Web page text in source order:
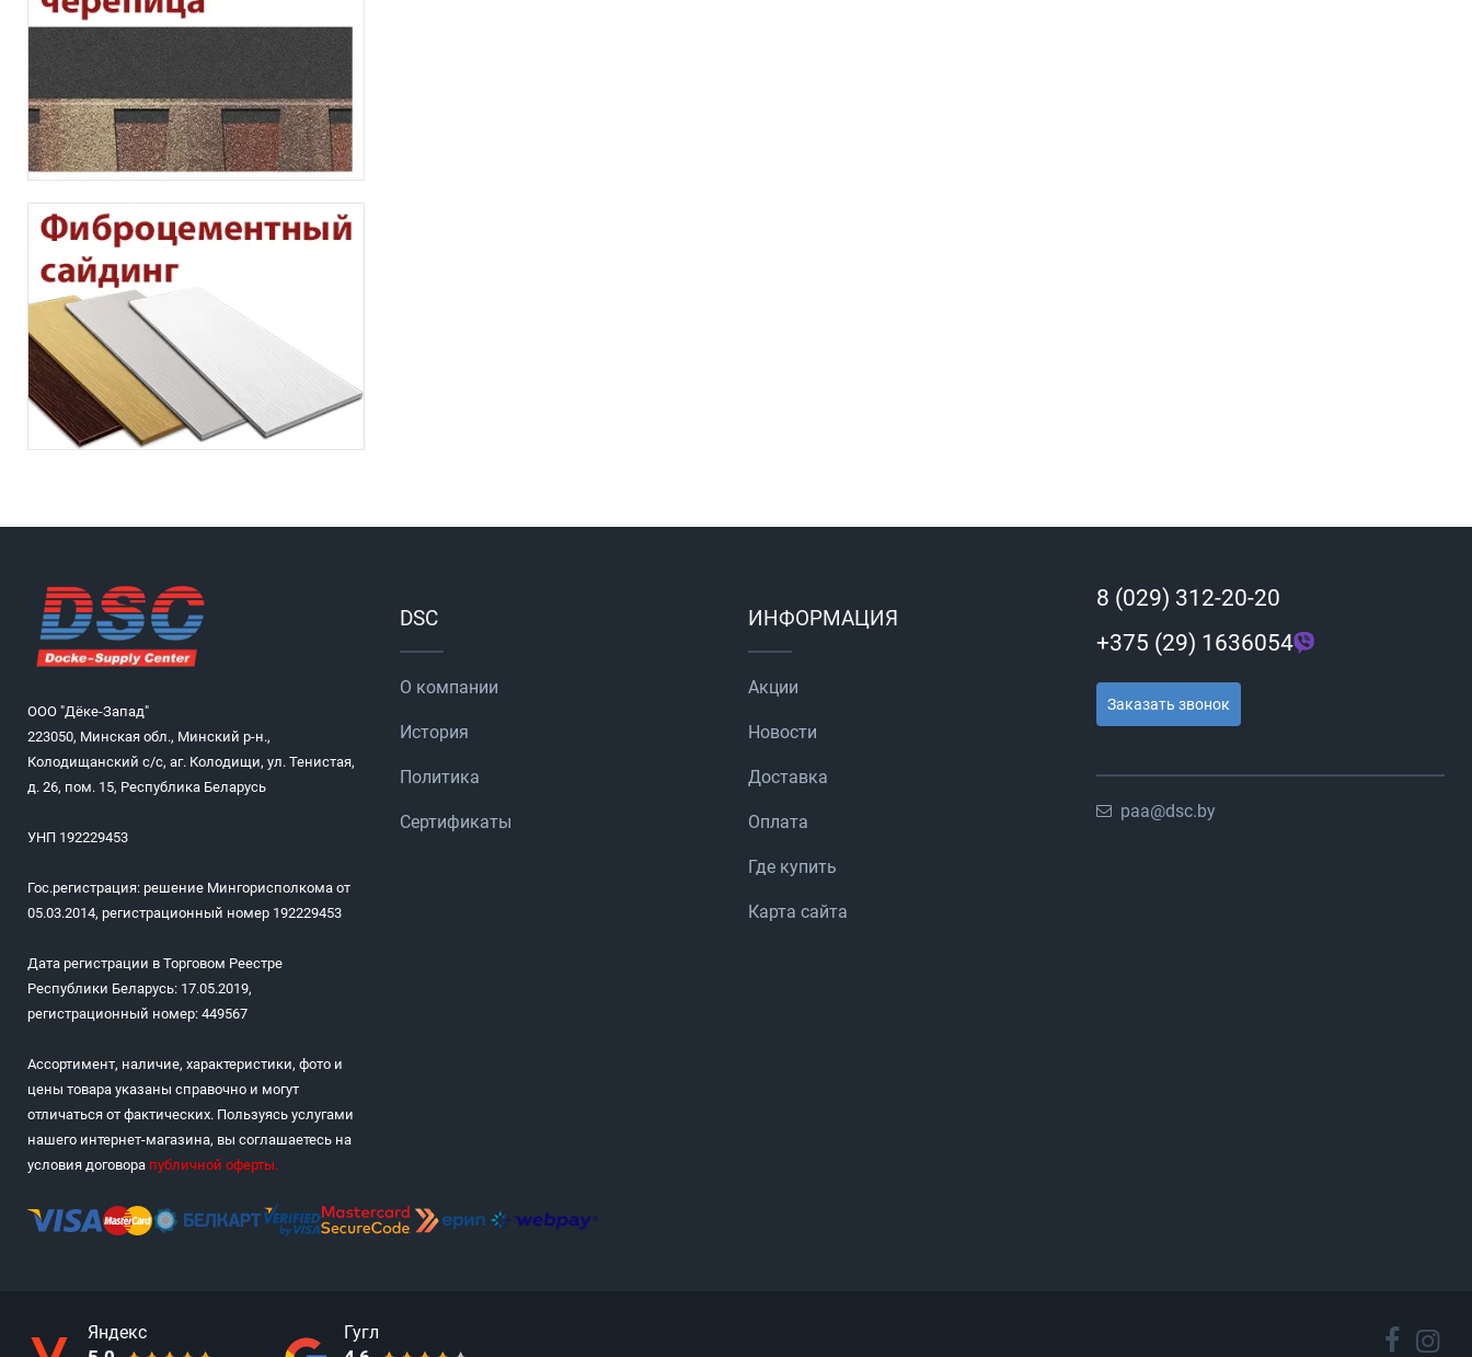
ООО "Дёке-Запад"
223050, Минская обл., Минский р-н.,
Колодищанский с/с, аг. Колодищи, ул. Тенистая,
д. 26, пом. 15, Республика Беларусь
УНП 192229453
Гос.регистрация: решение Мингорисполкома от
05.03.2014, регистрационный номер 192229453
Дата регистрации в Торговом Реестре
Республики Беларусь: 17.05.2019,
регистрационный номер: 449567
Ассортимент, наличие, характеристики, фото и
цены товара указаны справочно и могут
отличаться от фактических. Пользуясь услугами
нашего интернет-магазина, вы соглашаетесь на
условия договора публичной оферты.
DSC
О компании
История
Политика
Сертификаты
ИНФОРМАЦИЯ
Акции
Новости
Доставка
Оплата
Где купить
Карта сайта
8 (029) 312-20-20
+375 (29) 1636054
Заказать звонок
paa@dsc.by
Яндекс Гугл